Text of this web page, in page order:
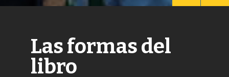
Las formas del
libro